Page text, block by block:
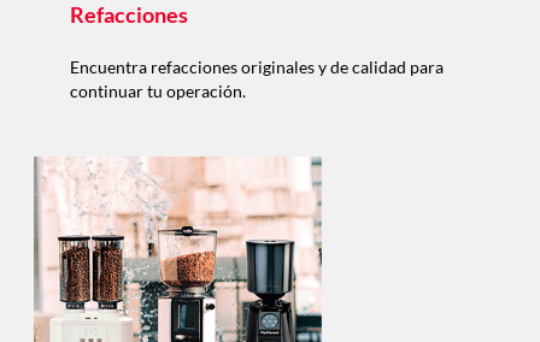
Refacciones
Encuentra refacciones originales y de calidad para
continuar tu operación.